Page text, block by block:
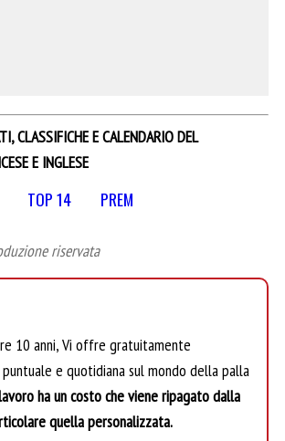
CLASSIFICHE E CALENDARIO DEL
E INGLESE
TOP 14 PREM
riservata
10 anni, Vi offre gratuitamente
puntuale e quotidiana sul mondo della palla
ha un costo che viene ripagato dalla
quella personalizzata.